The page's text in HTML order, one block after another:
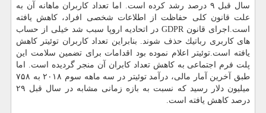
سال قبل ۹ درصد رشد كرده است. اما تعداد كاربران ماهانه آن به
علت قانون كلی حفاظت از اطلاعات شخصی افراد، كاهش یافته
است.اجرای قانون GDPR در اتحادیه اروپا سبب شد خیلی از حساب
های كاربری رباتیك حذف شوند. بنابراین تعداد كاربران توئیتر كاهش
یافته است.توئیتر اعلام نموده بود اقدامات برای تضمین سلامت این
پلت فرم اجتماعی به كاهش تعداد كابران آن منجر گردیده است. اما
طبق آخرین آمار مالی، درآمد توئیتر در سه ماهه سوم ۲۰۱۸ به ۷۵۸
میلیون دلار رسید كه نسبت به بازه زمانی مشابه در سال قبل ۲۹
درصد كاهش یافته است.